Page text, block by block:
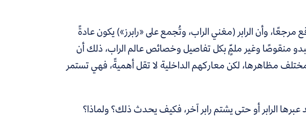
وأن الرابر (مغني الراب، وتُجمع على «رابرز») يكون عادةً
منقوصًا وغير ملمٍّ بكل تفاصيل وخصائص عالم الراب، ذلك أن
مظاهرها، لكن معاركهم الداخلية لا تقل أهميةً، فهي تستمر
الرابر أو حتى يشتم رابر آخر، فكيف يحدث ذلك؟ ولماذا؟